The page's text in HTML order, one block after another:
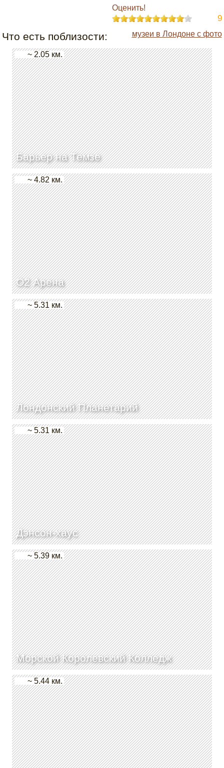
Оценить!
9
Что есть поблизости: музеи в Лондоне с фото
Барьер на Темзе
~ 2.05 км.
О2 Арена
~ 4.82 км.
Лондонский Планетарий
~ 5.31 км.
Дэнсон-хаус
~ 5.31 км.
Морской Королевский Колледж
~ 5.39 км.
~ 5.44 км.